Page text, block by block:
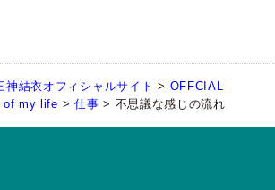
神結衣オフィシャルサイト > OFFCIAL
of my life >仕事 > 不思議な感じの流れ